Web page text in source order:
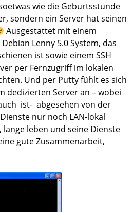
wie die Geburtsstunde
sondern ein Server hat seinen
Ausgestattet mit einem
Lenny 5.0 System, das
ist sowie einem SSH
per Fernzugriff im lokalen
Und per Putty fühlt es sich
dedizierten Server an – wobei
ist- abgesehen von der
nur noch LAN-lokal
leben und seine Dienste
gute Zusammenarbeit,